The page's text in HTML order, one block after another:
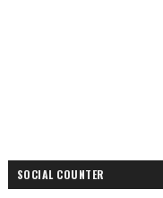
SOCIAL COUNTER